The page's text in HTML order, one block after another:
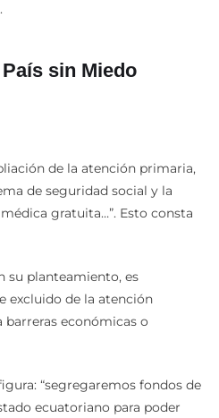
sin Miedo
de la atención primaria,
de seguridad social y la
gratuita…”. Esto consta
su planteamiento, es
excluido de la atención
barreras económicas o
“segregaremos fondos de
ecuatoriano para poder